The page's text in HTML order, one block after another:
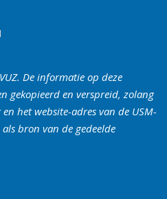
De informatie op deze
gekopieerd en verspreid, zolang
het website-adres van de USM-
bron van de gedeelde